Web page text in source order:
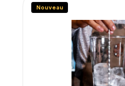
Nouveau